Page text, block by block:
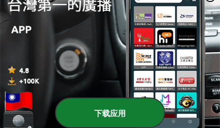
03 Aug 2026
298 - Ep.298｜失心瘋的購物經驗｜五星戰將
Ep.297｜狸貓赴日旅遊五味雜陳的心情｜五星戰將
06 Apr 2026
Ep.296｜最近最浪費的行為｜五星戰將
30 Mar 2026
295 - Ep.295｜最近遇到的烏龍事件｜五星戰將
下载应用